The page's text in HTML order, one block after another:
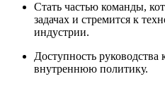
Стать частью команды,
задачах и стремится к
индустрии.
Доступность
внутреннюю политику.